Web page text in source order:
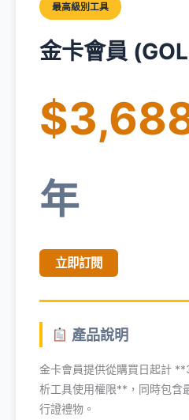
最高級別工具
金卡會員
年
立即訂閱
產品說明
金卡會員提供從購買日起計
析工具使用權限**，同時包含
行證禮物。